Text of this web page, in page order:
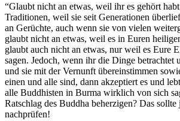
“Glaubt nicht an etwas, weil ihr es gehört
Traditionen, weil sie seit Generationen
an Gerüchte, auch wenn sie von vielen
glaubt nicht an etwas, weil es in Euren
glaubt auch nicht an etwas, nur weil es Eure
sagen. Jedoch, wenn ihr die Dinge betrachtet
und sie mit der Vernunft übereinstimmen
einen und alle sind, dann akzeptiert es und
alle Buddhisten in Burma wirklich von sich
Ratschlag des Buddha beherzigen? Das
nachprüfen!